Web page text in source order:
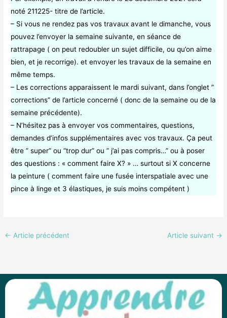
noté 211225- titre de l’article.
– Si vous ne rendez pas vos travaux avant le dimanche, vous
pouvez l’envoyer la semaine suivante, en séance de
rattrapage ( on peut redoubler un sujet difficile, ou qu’on aime
bien, et je recorrige). et envoyer les travaux de la semaine en
même temps.
– Les corrections apparaissent le mardi suivant, dans l’onglet ”
corrections” de l’article concerné ( donc de la semaine ou de la
semaine précédente).
– N’hésitez pas à envoyer vos commentaires, questions,
demandes d’infos supplémentaires avec vos travaux. Ça peut
être ” super” ou “trop dur” ou ” j’ai pas compris…” ou à poser
des questions : « comment faire X? » … surtout si X concerne
la peinture ( comment faire une fusée interspatiale avec une
pince à linge et 3 élastiques, je suis moins compétent )
← Article précédent Article suivant →